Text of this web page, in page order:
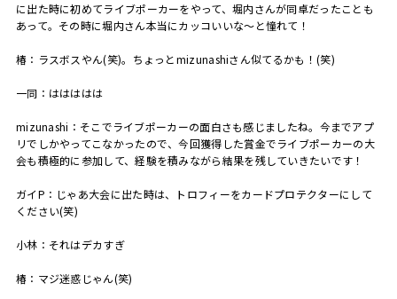
に出た時に初めてライブポーカーをやって、堀内さんが同卓だったことも
あって。その時に堀内さん本当にカッコいいな〜と憧れて！
椿：ラスボスやん(笑)。ちょっとmizunashiさん似てるかも！ (笑)
一同：ははははは
mizunashi： そこでライブポーカーの面白さも感じましたね。今までアプ
リでしかやってこなかったので、今回獲得した賞金でライブポーカーの大
会も積極的に参加して、経験を積みながら結果を残していきたいです！
ガイP： じゃあ大会に出た時は、トロフィーをカードプロテクターにして
ください(笑)
小林：それはデカすぎ
椿：マジ迷惑じゃん(笑)